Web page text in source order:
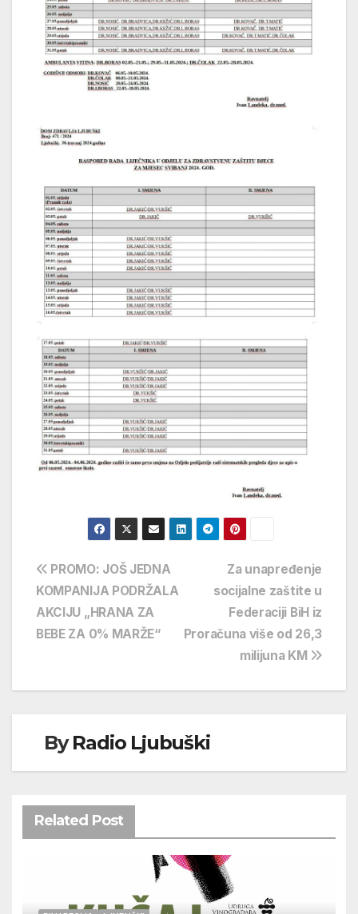
Navigacija
objava
Za unapređenje
socijalne zaštite u
Federaciji BiH iz
Proračuna više od 26,3
milijuna KM
PROMO: JOŠ JEDNA
KOMPANIJA PODRŽALA
AKCIJU „HRANA ZA
BEBE ZA 0% MARŽE“
ByRadio Ljubuški
Related Post